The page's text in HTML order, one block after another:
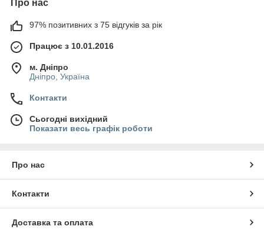
Про нас
97% позитивних з 75 відгуків за рік
Працює з 10.01.2016
м. Дніпро
Дніпро, Україна
Контакти
Сьогодні вихідний
Показати весь графік роботи
Про нас
Контакти
Доставка та оплата